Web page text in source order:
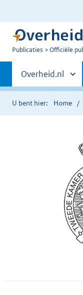
U
Publicaties Officiële
Primaire
navigatie
Andere
sites
binnen
Overheid.nl
U bent hier: Home